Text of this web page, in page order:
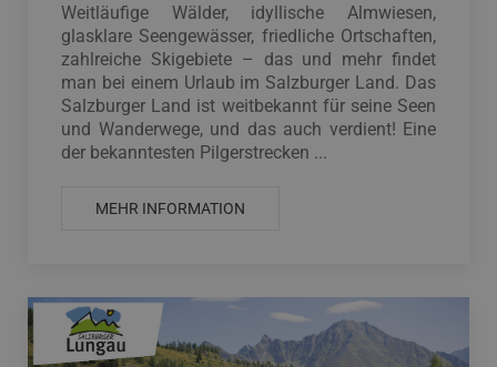
Weitläufige Wälder, idyllische Almwiesen,
glasklare Seengewässer, friedliche Ortschaften,
zahlreiche Skigebiete – das und mehr findet
man bei einem Urlaub im Salzburger Land. Das
Salzburger Land ist weitbekannt für seine Seen
und Wanderwege, und das auch verdient! Eine
der bekanntesten Pilgerstrecken ...
MEHR INFORMATION